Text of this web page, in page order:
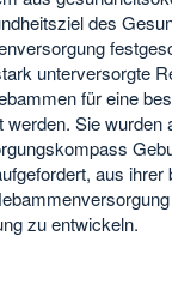
des
unterversorgte
für eine
Sie wurden
aus
zu entwickeln.